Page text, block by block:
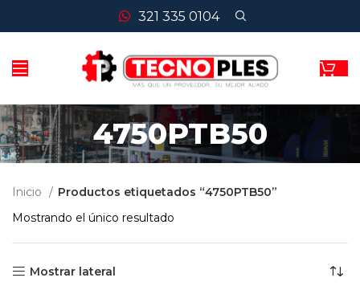
321 335 0104
4750PTB50
Inicio
Productos etiquetados “4750PTB50”
Mostrando el único resultado
Mostrar lateral